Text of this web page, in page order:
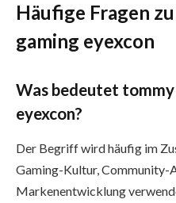
Häufige Fragen
gaming eyexcon
Was bedeutet tommy
eyexcon?
Der Begriff wird häufig im
Gaming-Kultur, Community-
Markenentwicklung